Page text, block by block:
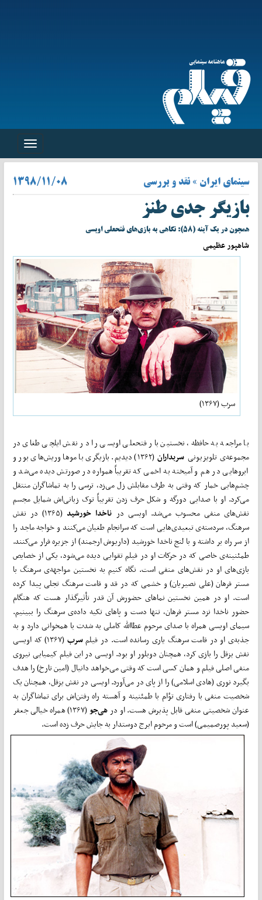
Toggle
سینمای ایران » نقد و بررسی ۱۳۹۸/۱۱/۰۸
بازیگر جدی طنز
همچون در یک آینه (۵۸): نگاهی به بازی‌‌های فتحعلی اویسی
شاهپور عظیمی
سرب (۱۳۶۷)
با مراجعه به حافظه، نخستین بار فتحعلی اویسی را در نقش ایلچی طغای در
مجموعه‌ی تلویزیونی سربداران
(۱۳۶۲) دیدیم. بازیگری با موها وریش‌های بور و
ابرو‌هایی در هم و آمیخته به اخمی که تقریباً همواره در صورتش دیده می‌شد و
چشم‌هایی خمار که وقتی به طرف مقابلش زل می‌زد، ترسی را به تماشاگران منتقل
می‌کرد. او با صدایی دورگه و شکل حرف زدن تقریباً توک زبانی‌اش شمایل مجسم
نقش‌های منفی محسوب می‌شد. اویسی در ناخدا خورشید
(۱۳۶۵) در نقش
سرهنگ، سردسته‌ی تبعیدی‌هایی است که سرانجام طغیان می‌کنند و خواجه ماجد را
از سر راه بر داشته و با لنج ناخدا خورشید (داریوش ارجمند) از جزیره فرار می‌کنند.
طمئنینه‌ی خاصی که در حرکات او در فیلم تقوایی دیده می‌شود، یکی از خصایص
بازی‌های او در نقش‌های منفی است. نگاه کنیم به نخستین مواجهه‌ی سرهنگ با
مستر فرهان (علی نصیریان) و خشمی که در قد و قامت سرهنگ تجلی پیدا کرده
است. او در همین نخستین نماهای حضورش آن قدر تأثیرگذار هست که هنگام
حضور ناخدا نزد مستر فرهان، تنها دست و پاهای تکیه داده‌ی سرهنگ را ببینیم.
سیمای اویسی همراه با صدای مرحوم عطاالله کاملی به شدت با همخوانی دارد و به
جذبه‌ی او در قامت سرهنگ یاری رسانده است. در فیلمسرب
(۱۳۶۷) که اویسی
نقش یزقل را بازی کرد، همچنان دوبلور او بود. اویسی در این فیلم کیمیایی نیروی
منفی اصلی فیلم و همان کسی است که وقتی می‌خواهد دانیال (امین تارخ) را هدف
بگیرد نوری (هادی اسلامی) را از پای در می‌آورد. اویسی در نقش یزقل، همچنان یک
شخصیت منفی با رفتاری تؤام با طمئنینه و آهسته راه رفتن‌اش برای تماشاگران به
عنوان شخصیتی منفی قابل پذیرش هست. او درهی‌جو
(۱۳۶۷) همراه خیالی جعفر
(سعید پورصمیمی) است و مرحوم ایرج دوستدار به جایش حرف زده است.